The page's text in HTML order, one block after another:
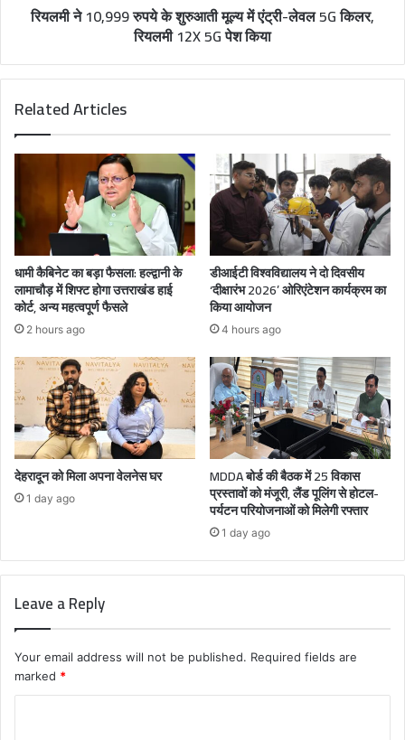
रियलमी ने 10,999 रुपये के शुरुआती मूल्य में एंट्री-लेवल 5G किलर,
रियलमी 12X 5G पेश किया
Related Articles
धामी कैबिनेट का बड़ा फैसला: हल्द्वानी के
लामाचौड़ में शिफ्ट होगा उत्तराखंड हाई
कोर्ट, अन्य महत्वपूर्ण फैसले
2 hours ago
डीआईटी विश्वविद्यालय ने दो दिवसीय
‘दीक्षारंभ 2026’ ओरिएंटेशन कार्यक्रम का
किया आयोजन
4 hours ago
देहरादून को मिला अपना वेलनेस घर
1 day ago
MDDA बोर्ड की बैठक में 25 विकास
प्रस्तावों को मंजूरी, लैंड पूलिंग से होटल-
पर्यटन परियोजनाओं को मिलेगी रफ्तार
1 day ago
Leave a Reply
Your email address will not be published. Required fields are
marked *